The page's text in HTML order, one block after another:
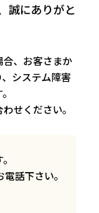
誠にありがと
、お客さまか
システム障害
せください。
話下さい。